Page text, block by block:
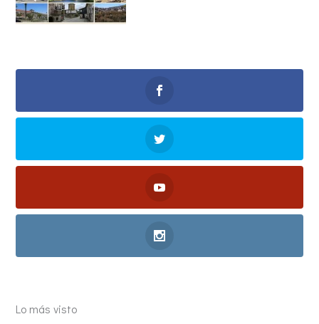
Lo más visto